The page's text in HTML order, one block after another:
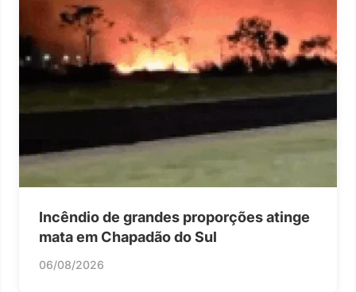
Incêndio de grandes proporções atinge
mata em Chapadão do Sul
06/08/2026